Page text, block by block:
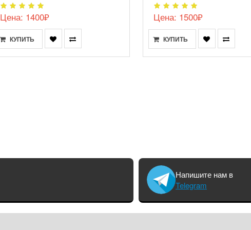
Цена: 1400₽
КУПИТЬ
Цена: 1500₽
КУПИТЬ
Напишите нам в
Telegram